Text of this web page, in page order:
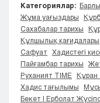
Кокшетау
Костанай
Кызылорда
Павлодар
Петропавловск
Семей
Талдыкорган
Категориялар:
Жұма уағыздары
Сахабалар тарихы
Құлшылық қағидалары
Сафуат
Хадистегі
Пайғамбар тарихы
Руханият TIME
Құран
Хадис тағылымы
Бекет | Ерболат